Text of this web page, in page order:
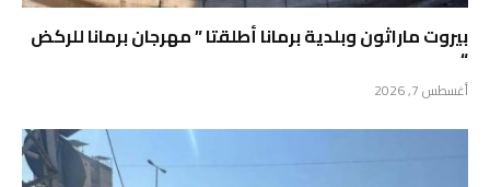
بيروت ماراثون وبلدية برمانا أطلقتا ” مهرجان برمانا للركض
“
أغسطس 7, 2026